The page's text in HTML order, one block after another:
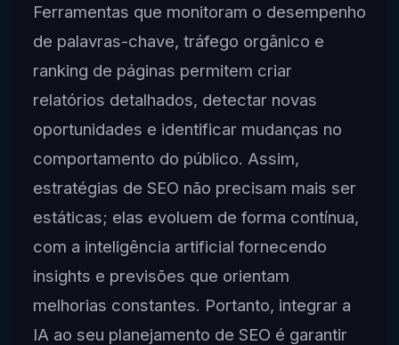
Ferramentas que monitoram o desempenho
de palavras-chave, tráfego orgânico e
ranking de páginas permitem criar
relatórios detalhados, detectar novas
oportunidades e identificar mudanças no
comportamento do público. Assim,
estratégias de SEO não precisam mais ser
estáticas; elas evoluem de forma contínua,
com a inteligência artificial fornecendo
insights e previsões que orientam
melhorias constantes. Portanto, integrar a
IA ao seu planejamento de SEO é garantir